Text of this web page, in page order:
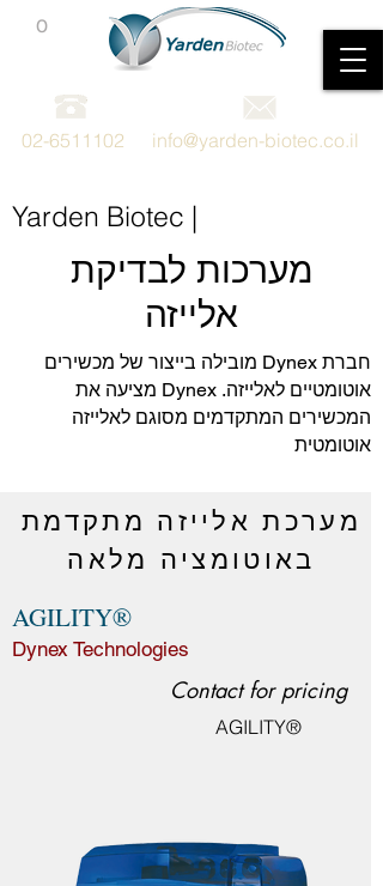
02-6511102 info@yarden-biotec.co.il
0
Yarden Biotec |
מערכות לבדיקת
אלייזה
חברת Dynex מובילה בייצור של מכשירים
אוטומטיים לאלייזה. Dynex מציעה את
המכשירים המתקדמים מסוגם לאלייזה
אוטומטית
מערכת אלייזה מתקדמת
באוטומציה מלאה
AGILITY®
Dynex Technologies
Contact for pricing
AGILITY®